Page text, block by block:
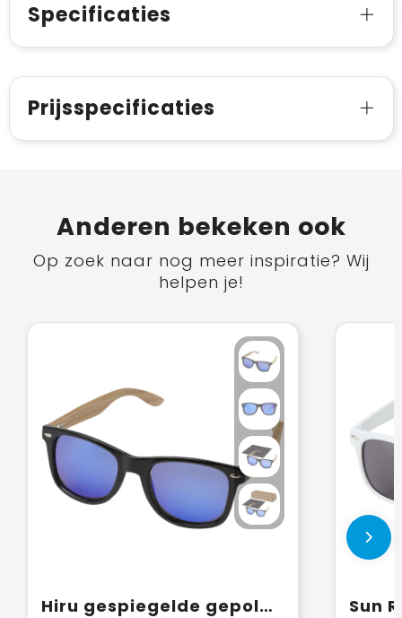
Specificaties
Prijsspecificaties
Anderen bekeken ook
Op zoek naar nog meer inspiratie? Wij
helpen je!
Hiru gespiegelde gepolariseerde zonnebril van rPET/hout in geschenkverpakking